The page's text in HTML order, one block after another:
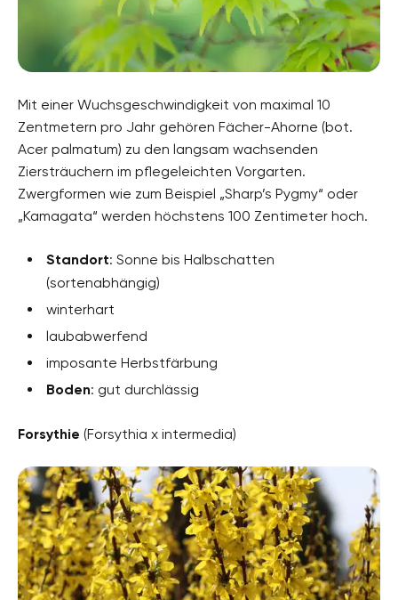
Mit einer Wuchsgeschwindigkeit von maximal 10
Zentmetern pro Jahr gehören Fächer-Ahorne (bot.
Acer palmatum) zu den langsam wachsenden
Ziersträuchern im pflegeleichten Vorgarten.
Zwergformen wie zum Beispiel „Sharp’s Pygmy“ oder
„Kamagata“ werden höchstens 100 Zentimeter hoch.
Standort: Sonne bis Halbschatten
(sortenabhängig)
winterhart
laubabwerfend
imposante Herbstfärbung
Boden: gut durchlässig
Forsythie (Forsythia x intermedia)